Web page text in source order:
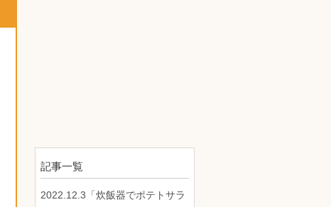
記事一覧
2022.12.3「炊飯器でポテトサラ